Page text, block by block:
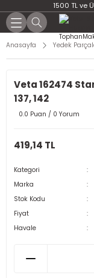
1500 TL ve
Anasayfa Yedek
Veta 162474
137, 142
0.0 Puan / 0 Yorum
419,14 TL
Kategori
Marka
Stok Kodu
Fiyat
Havale